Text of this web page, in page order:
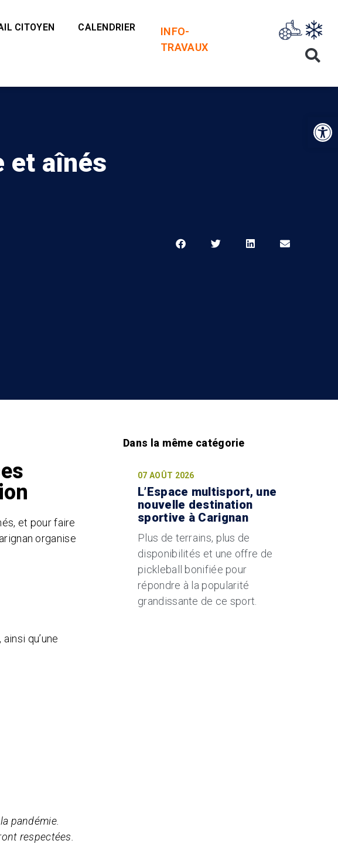
CITOYEN CALENDRIER
INFO-
TRAVAUX
et aînés
et pour faire
organise
qu’une
pandémie.
respectées.
07 AOÛT 2026
L’Espace multisport, une
nouvelle destination
sportive à Carignan
Plus de terrains, plus de
disponibilités et une offre de
pickleball bonifiée pour
répondre à la popularité
grandissante de ce sport.